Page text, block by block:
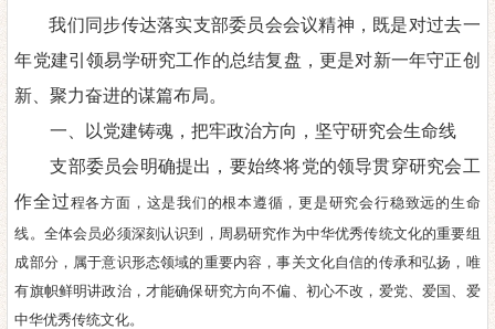
我们同步传达落实支部委员会会议精神，既是对过去一
年党建引领易学研究工作的总结复盘，更是对新一年守正创
新、聚力奋进的谋篇布局。
一、以党建铸魂，把牢政治方向，坚守研究会生命线
支部委员会明确提出，要始终将党的领导贯穿研究会工
作全过程各方面，这是我们的根本遵循，更是研究会行稳致远的生命
线。全体会员必须深刻认识到，周易研究作为中华优秀传统文化的重要组
成部分，属于意识形态领域的重要内容，事关文化自信的传承和弘扬，唯
有旗帜鲜明讲政治，才能确保研究方向不偏、初心不改，爱党、爱国、爱
中华优秀传统文化。